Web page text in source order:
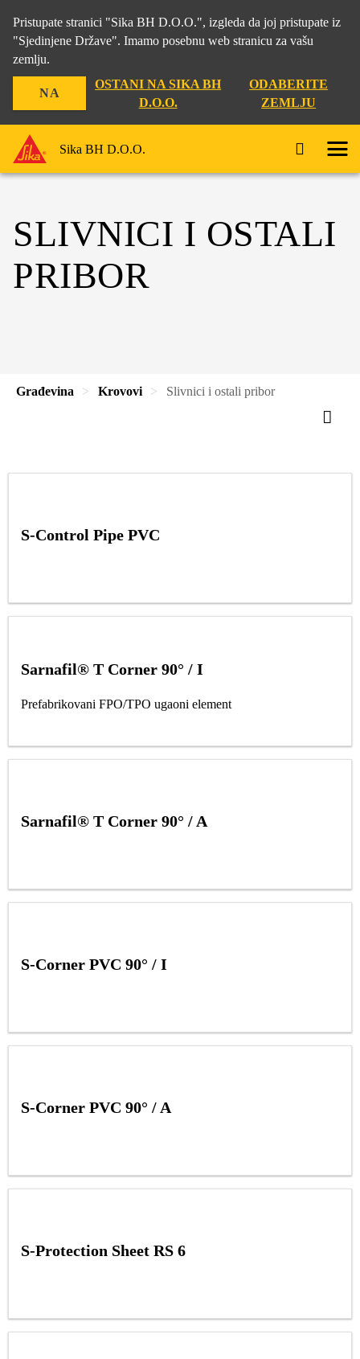
Pristupate stranici "Sika BH D.O.O.", izgleda da joj pristupate iz
"Sjedinjene Države". Imamo posebnu web stranicu za vašu
zemlju.
NA
OSTANI NA SIKA BH
D.O.O.
ODABERITE
ZEMLJU
Sika BH D.O.O.
SLIVNICI I OSTALI
PRIBOR
Građevina Krovovi Slivnici i ostali pribor
S-Control Pipe PVC
Sarnafil® T Corner 90° / I
Prefabrikovani FPO/TPO ugaoni element
Sarnafil® T Corner 90° / A
S-Corner PVC 90° / I
S-Corner PVC 90° / A
S-Protection Sheet RS 6